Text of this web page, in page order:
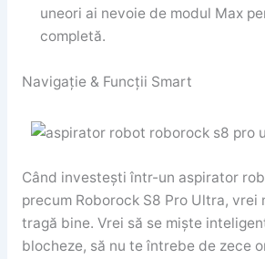
uneori ai nevoie de modul Max
completă.
Navigație & Funcții Smart
Când investești într-un aspirator
precum Roborock S8 Pro Ultra, vrei
tragă bine. Vrei să se miște
blocheze, să nu te întrebe de zece